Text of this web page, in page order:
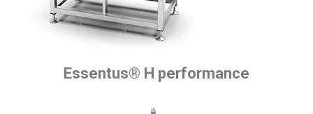
Essentus® H performance